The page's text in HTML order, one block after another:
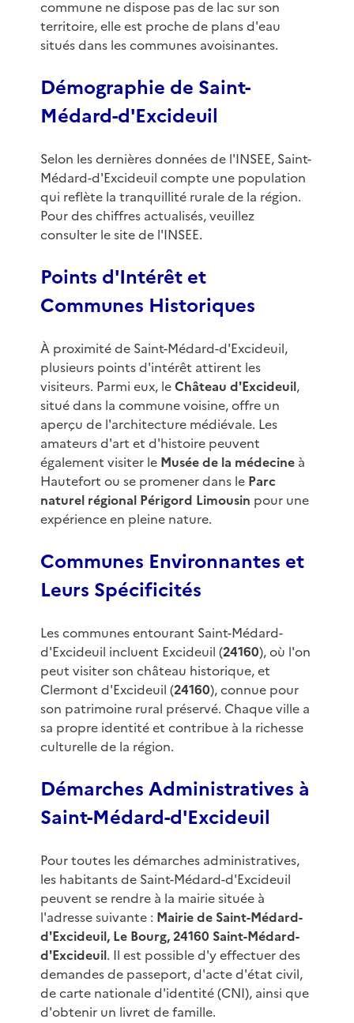
commune ne dispose pas de lac sur son
territoire, elle est proche de plans d'eau
situés dans les communes avoisinantes.
Démographie de Saint-
Médard-d'Excideuil
Selon les dernières données de l'INSEE, Saint-
Médard-d'Excideuil compte une population
qui reflète la tranquillité rurale de la région.
Pour des chiffres actualisés, veuillez
consulter le site de l'INSEE.
Points d'Intérêt et
Communes Historiques
À proximité de Saint-Médard-d'Excideuil,
plusieurs points d'intérêt attirent les
visiteurs. Parmi eux, leChâteau d'Excideuil,
situé dans la commune voisine, offre un
aperçu de l'architecture médiévale. Les
amateurs d'art et d'histoire peuvent
également visiter le Musée de la médecineà
Hautefort ou se promener dans le Parc
naturel régional Périgord Limousin pour une
expérience en pleine nature.
Communes Environnantes et
Leurs Spécificités
Les communes entourant Saint-Médard-
d'Excideuil incluent Excideuil (24160), où l'on
peut visiter son château historique, et
Clermont d'Excideuil (24160), connue pour
son patrimoine rural préservé. Chaque ville a
sa propre identité et contribue à la richesse
culturelle de la région.
Démarches Administratives à
Saint-Médard-d'Excideuil
Pour toutes les démarches administratives,
les habitants de Saint-Médard-d'Excideuil
peuvent se rendre à la mairie située à
l'adresse suivante : Mairie de Saint-Médard-
d'Excideuil, Le Bourg, 24160 Saint-Médard-
d'Excideuil. Il est possible d'y effectuer des
demandes de passeport, d'acte d'état civil,
de carte nationale d'identité (CNI), ainsi que
d'obtenir un livret de famille.